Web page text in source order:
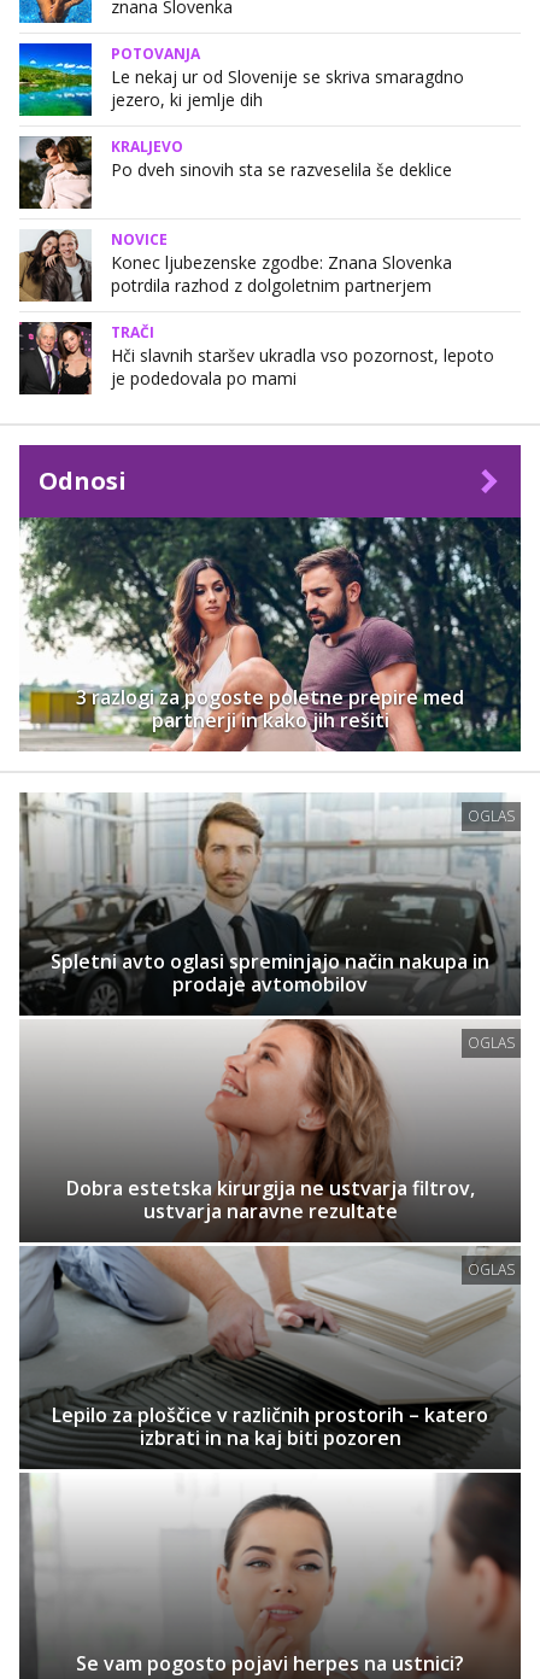
znana Slovenka
POTOVANJA
Le nekaj ur od Slovenije se skriva smaragdno
jezero, ki jemlje dih
KRALJEVO
Po dveh sinovih sta se razveselila še deklice
NOVICE
Konec ljubezenske zgodbe: Znana Slovenka
potrdila razhod z dolgoletnim partnerjem
TRAČI
Hči slavnih staršev ukradla vso pozornost, lepoto
je podedovala po mami
Odnosi
3 razlogi za pogoste poletne prepire med
partnerji in kako jih rešiti
OGLAS
Spletni avto oglasi spreminjajo način nakupa in
prodaje avtomobilov
OGLAS
Dobra estetska kirurgija ne ustvarja filtrov,
ustvarja naravne rezultate
OGLAS
Lepilo za ploščice v različnih prostorih – katero
izbrati in na kaj biti pozoren
Se vam pogosto pojavi herpes na ustnici?